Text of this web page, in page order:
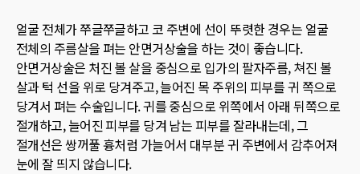
얼굴 전체가 쭈글쭈글하고 코 주변에 선이 뚜렷한 경우는 얼굴
전체의 주름살을 펴는 안면거상술을 하는 것이 좋습니다.
안면거상술은 처진 볼 살을 중심으로 입가의 팔자주름, 쳐진 볼
살과 턱 선을 위로 당겨주고, 늘어진 목 주위의 피부를 귀 쪽으로
당겨서 펴는 수술입니다. 귀를 중심으로 위쪽에서 아래 뒤쪽으로
절개하고, 늘어진 피부를 당겨 남는 피부를 잘라내는데, 그
절개선은 쌍꺼풀 흉처럼 가늘어서 대부분 귀 주변에서 감추어져
눈에 잘 띄지 않습니다.